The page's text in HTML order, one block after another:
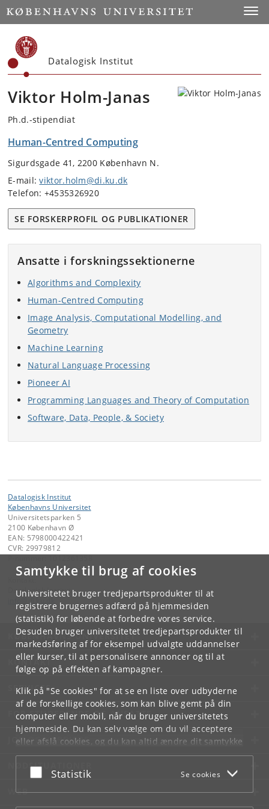
Samtykke til brug af cookies
Universitetet bruger tredjepartsprodukter til at
registrere brugernes adfærd på hjemmesiden
(statistik) for løbende at forbedre vores service.
Desuden bruger universitetet tredjepartsprodukter til
markedsføring af for eksempel udvalgte uddannelser
eller kurser, til at personalisere annoncer og til at
følge op på effekten af kampagner.
Klik på "Se cookies" for at se en liste over udbyderne
af de forskellige cookies, som kan blive gemt på din
computer eller mobil, når du bruger universitetets
hjemmeside. Du kan selv vælge om du vil acceptere
eller afslå cookies, og du kan altid ændre dit samtykke
underCookie- og privatlivspolitiksom du finder i
bunden af hver side.
Acceptér eller afslå
Statistik Se cookies
Start
Datalogisk Institut
Viktor Holm-Janas
Ph.d.-stipendiat
Human-Centred Computing
Sigurdsgade 41, 2200 København N.
E-mail:viktor.holm@di.ku.dk
Telefon: +4535326920
SE FORSKERPROFIL OG PUBLIKATIONER
Ansatte i forskningssektionerne
Algorithms and Complexity
Human-Centred Computing
Image Analysis, Computational Modelling, and
Geometry
Machine Learning
Natural Language Processing
Pioneer AI
Programming Languages and Theory of Computation
Software, Data, People, & Society
Datalogisk Institut
Københavns Universitet
Universitetsparken 5
2100 København Ø
EAN: 5798000422421
CVR: 29979812
Datalogisk Institut
KØBENHAVNS UNIVERSITET
KONTAKT
SERVICES
FOR STUDERENDE OG ANSATTE
JOB OG KARRIERE
NØDSITUATIONER
WEB